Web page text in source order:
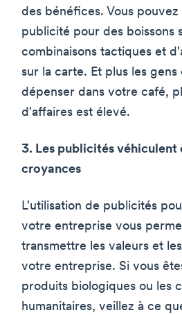
des bénéfices. Vous
publicité pour des boissons
combinaisons tactiques et
sur la carte. Et plus les
dépenser dans votre café,
d'affaires est élevé.
3. Les publicités véhiculent
croyances
L'utilisation de publicités
votre entreprise vous
transmettre les valeurs et
votre entreprise. Si vous
produits biologiques ou les
humanitaires, veillez à ce